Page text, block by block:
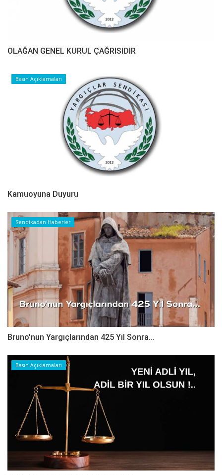
OLAĞAN GENEL KURUL ÇAĞRISIDIR
Basın Açıklamaları
Kamuoyuna Duyuru
Sendikadan Haberler
Bruno'nun Yargıçlarından 425 Yıl Sonra...
Basın Açıklamaları